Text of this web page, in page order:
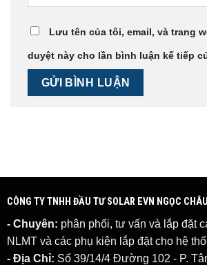
Lưu tên của tôi, email, và trang
duyệt này cho lần bình luận kế tiếp
CÔNG TY TNHH ĐẦU TƯ SOLAR EVN NGỌC CHÂU
- Chuyên: phân phối, tư vấn và lắp đặt
NLMT và các phụ kiện lắp đặt cho hệ
- Địa Chỉ: Số 39/14/4 Đường 102 - P.